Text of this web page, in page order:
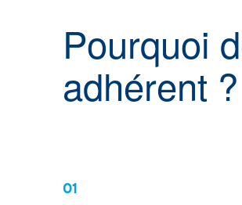
Pourquoi
adhérent ?
01